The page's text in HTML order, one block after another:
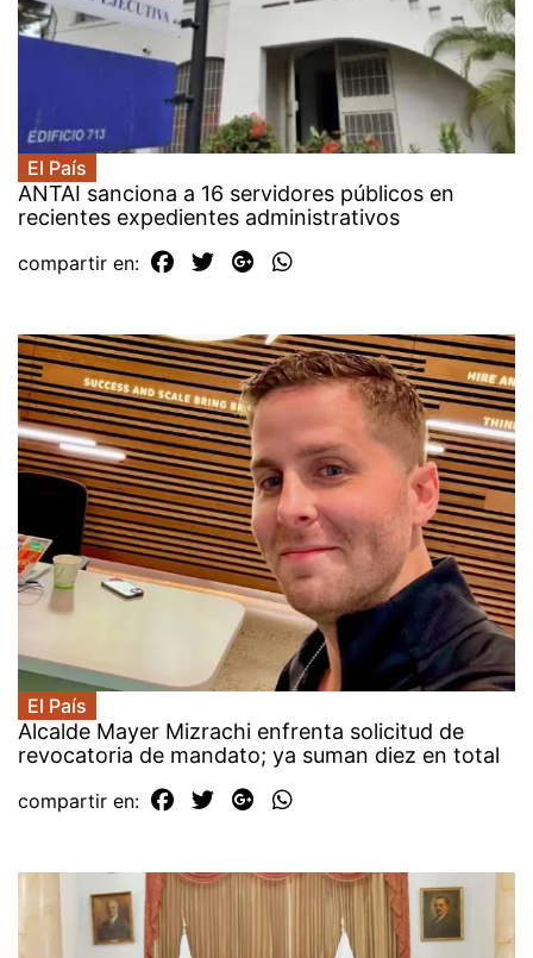
El País
ANTAI sanciona a 16 servidores públicos en
recientes expedientes administrativos
compartir en:
El País
Alcalde Mayer Mizrachi enfrenta solicitud de
revocatoria de mandato; ya suman diez en total
compartir en: